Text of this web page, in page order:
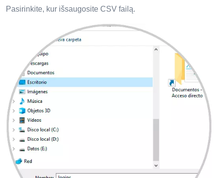
Pasirinkite, kur išsaugosite CSV failą.